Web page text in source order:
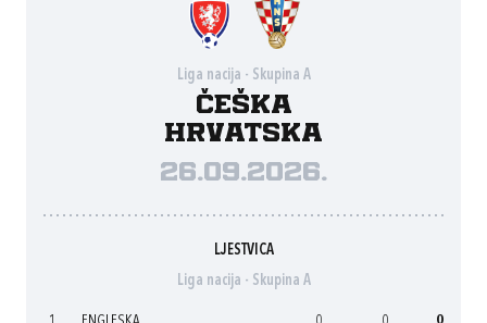
Liga nacija - Skupina A
Češka
Hrvatska
26.09.2026.
LJESTVICA
Liga nacija - Skupina A